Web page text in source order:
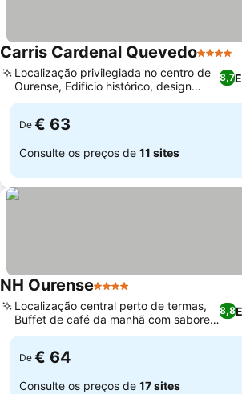
Carris Cardenal Quevedo4
8,7
Localização privilegiada no centro de
Ourense, Edifício histórico, design
moderno
De € 63
Consulte os preços de 11 sites
NH Ourense4 Estrelas
8,8
Localização central perto de termas,
Buffet de café da manhã com sabores
locais
De € 64
Consulte os preços de 17 sites